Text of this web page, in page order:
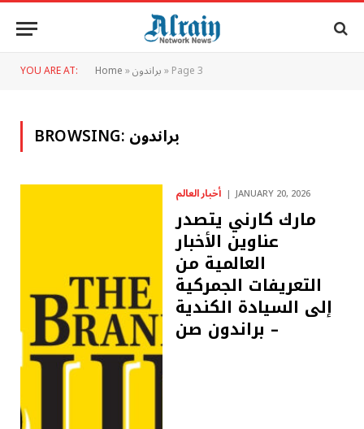
YOU ARE AT: Home»براندون»Page 3
BROWSING:براندون
أخبار العالم JANUARY 20, 2026
مارك كارني يتصدر
عناوين الأخبار
العالمية من
التعريفات الجمركية
إلى السيادة الكندية
– براندون صن